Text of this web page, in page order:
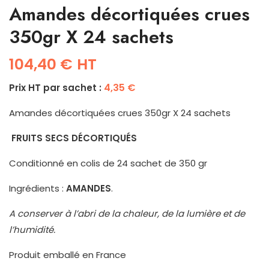
Amandes décortiquées crues
350gr X 24 sachets
104,40 € HT
Prix HT par sachet : 4,35 €
Amandes décortiquées crues 350gr X 24 sachets
FRUITS SECS DÉCORTIQUÉS
Conditionné en colis de 24 sachet de 350 gr
Ingrédients : AMANDES.
A conserver à l’abri de la chaleur, de la lumière et de
l’humidité.
Produit emballé en France